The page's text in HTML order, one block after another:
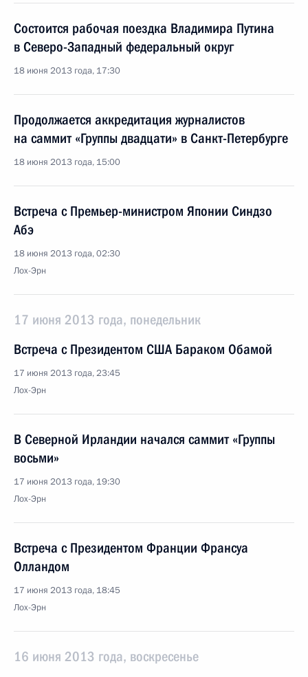
Состоится рабочая поездка Владимира Путина
в Северо-Западный федеральный округ
18 июня 2013 года, 17:30
Продолжается аккредитация журналистов
на саммит «Группы двадцати» в Санкт-Петербурге
18 июня 2013 года, 15:00
Встреча с Премьер-министром Японии Синдзо
Абэ
18 июня 2013 года, 02:30
Лох-Эрн
17 июня 2013 года, понедельник
Встреча с Президентом США Бараком Обамой
17 июня 2013 года, 23:45
Лох-Эрн
В Северной Ирландии начался саммит «Группы
восьми»
17 июня 2013 года, 19:30
Лох-Эрн
Встреча с Президентом Франции Франсуа
Олландом
17 июня 2013 года, 18:45
Лох-Эрн
16 июня 2013 года, воскресенье